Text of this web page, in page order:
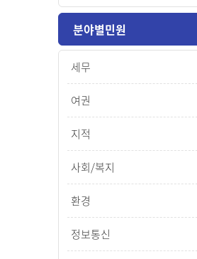
분야별민원
세무
여권
지적
사회/복지
환경
정보통신